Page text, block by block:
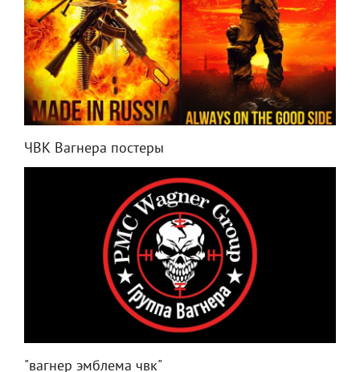
ЧВК Вагнера постеры
"вагнер эмблема чвк"